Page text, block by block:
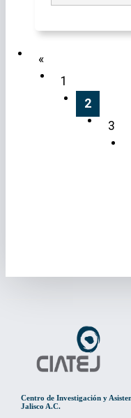
«
1
2
3
Centro de Investigación y
Jalisco A.C.